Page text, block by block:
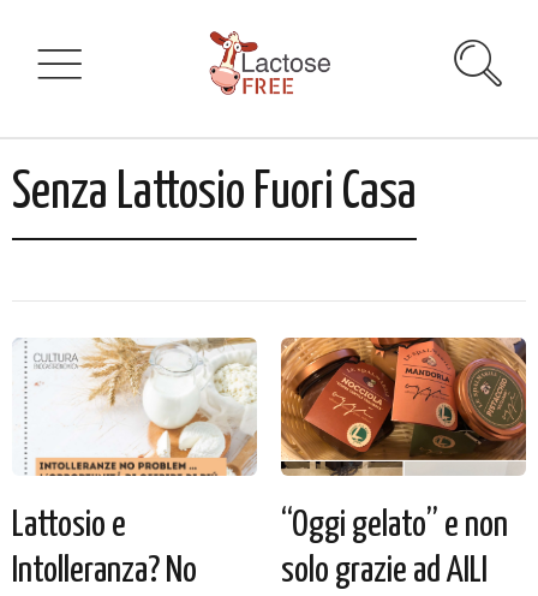
Senza Lattosio Fuori Casa
Lattosio e
Intolleranza? No
“Oggi gelato” e non
solo grazie ad AILI